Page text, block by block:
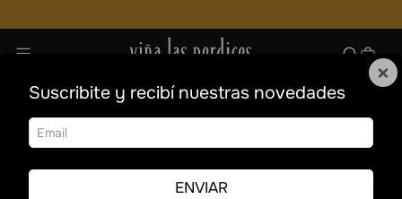
Vinos Tintos Malbec Formatos especiales Grandes formatos
×
Suscribite y recibí nuestras novedades
ENVIAR